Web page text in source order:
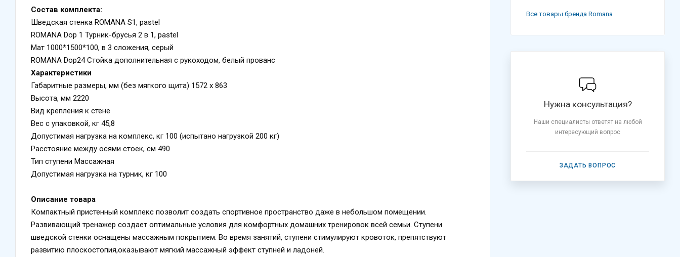
Состав комплекта:
Шведская стенка ROMANA S1, pastel
ROMANA Dop 1 Турник-брусья 2 в 1, pastel
Мат 1000*1500*100, в 3 сложения, серый
ROMANA Dop24 Стойка дополнительная с рукоходом, белый прованс
Характеристики
Габаритные размеры, мм (без мягкого щита) 1572 x 863
Высота, мм 2220
Вид крепления к стене
Вес с упаковкой, кг 45,8
Допустимая нагрузка на комплекс, кг 100 (испытано нагрузкой 200 кг)
Расстояние между осями стоек, см 490
Тип ступени Массажная
Допустимая нагрузка на турник, кг 100
Описание товара
Компактный пристенный комплекс позволит создать спортивное пространство даже в небольшом помещении.
Развивающий тренажер создает оптимальные условия для комфортных домашних тренировок всей семьи. Ступени
шведской стенки оснащены массажным покрытием. Во время занятий, ступени стимулируют кровоток, препятствуют
развитию плоскостопия,оказывают мягкий массажный эффект ступней и ладоней.
Все товары бренда Romana
Нужна консультация?
Наши специалисты ответят на любой
интересующий вопрос
ЗАДАТЬ ВОПРОС